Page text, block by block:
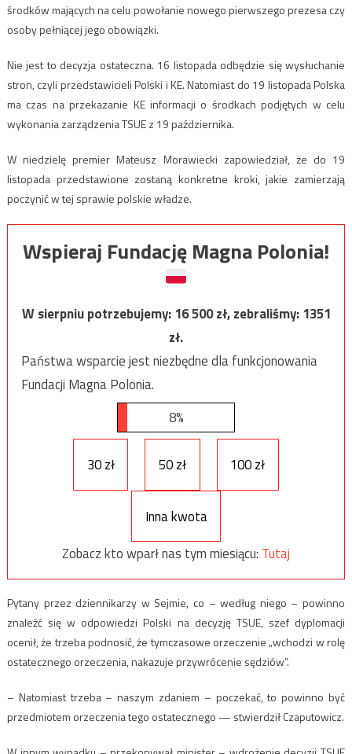
środków mających na celu powołanie nowego pierwszego prezesa czy
osoby pełniącej jego obowiązki.
Nie jest to decyzja ostateczna. 16 listopada odbędzie się wysłuchanie
stron, czyli przedstawicieli Polski i KE. Natomiast do 19 listopada Polska
ma czas na przekazanie KE informacji o środkach podjętych w celu
wykonania zarządzenia TSUE z 19 października.
W niedzielę premier Mateusz Morawiecki zapowiedział, że do 19
listopada przedstawione zostaną konkretne kroki, jakie zamierzają
poczynić w tej sprawie polskie władze.
Wspieraj Fundację Magna Polonia!
W sierpniu potrzebujemy:16 500zł, zebraliśmy:1351
zł.
Państwa wsparcie jest niezbędne dla funkcjonowania
Fundacji Magna Polonia.
8%
30 zł 50 zł 100 zł
Inna kwota
Zobacz kto wparł nas tym miesiącu: Tutaj
Pytany przez dziennikarzy w Sejmie, co – według niego – powinno
znaleźć się w odpowiedzi Polski na decyzję TSUE, szef dyplomacji
ocenił, że trzeba podnosić, że tymczasowe orzeczenie „wchodzi w rolę
ostatecznego orzeczenia, nakazuje przywrócenie sędziów”.
– Natomiast trzeba – naszym zdaniem – poczekać, to powinno być
przedmiotem orzeczenia tego ostatecznego — stwierdził Czaputowicz.